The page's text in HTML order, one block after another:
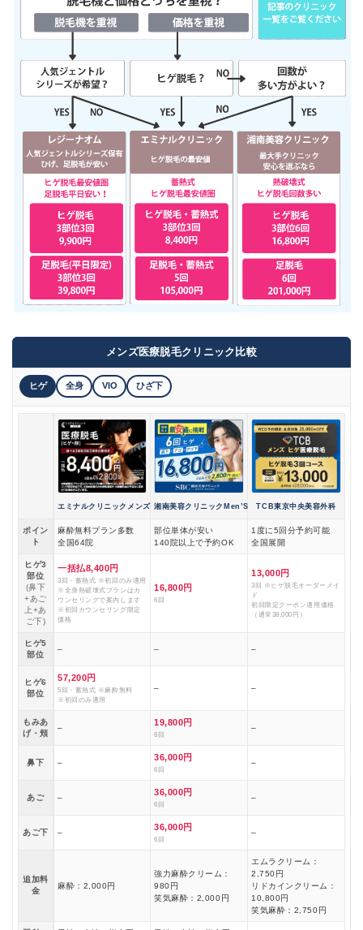
メンズ医療脱毛クリニック比較
ヒゲ 全身 VIO ひざ下
エミナルクリニックメンズ 湘南美容クリニックMen’S TCB東京中央美容外科
ポイン
ト
麻酔無料プラン多数
全国64院
部位単体が安い
140院以上で予約OK
1度に5回分予約可能
全国展開
ヒゲ3
部位
(鼻下
+あご
上+あ
ご下)
一括払8,400円
3回・蓄熱式 ※初回のみ適用
※全身熱破壊式プランはカ
ウンセリングで案内します
※初回カウンセリング限定
価格
16,800円
6回
13,000円
3回 ※ヒゲ脱毛オーダーメイ
ド
初回限定クーポン適用価格
（通常38,000円）
ヒゲ5
部位
– – –
ヒゲ6
部位
57,200円
5回・蓄熱式 ※麻酔無料
※初回のみ適用
– –
もみあ
げ・頬
–
19,800円
6回
–
鼻下 –
36,000円
6回
–
あご –
36,000円
6回
–
あご下 –
36,000円
6回
–
追加料
金
麻酔：2,000円
強力麻酔クリーム：
980円
笑気麻酔：2,000円
エムラクリーム：
2,750円
リドカインクリーム：
10,800円
笑気麻酔：2,750円